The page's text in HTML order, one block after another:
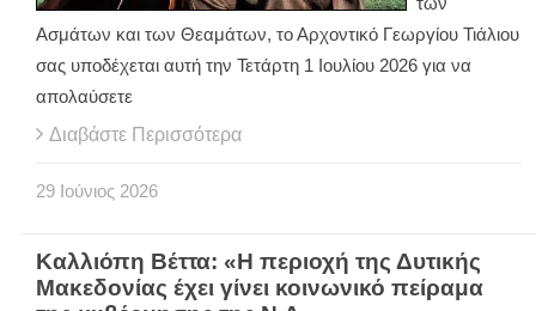
Ασμάτων και των Θεαμάτων, το Αρχοντικό Γεωργίου Τιάλιου
σας υποδέχεται αυτή την Τετάρτη 1 Ιουλίου 2026 για να
απολαύσετε
Διαβάστε Περισσότερα
29 Ιούνιος 2026
Καλλιόπη Βέττα: «Η περιοχή της Δυτικής
Μακεδονίας έχει γίνει κοινωνικό πείραμα